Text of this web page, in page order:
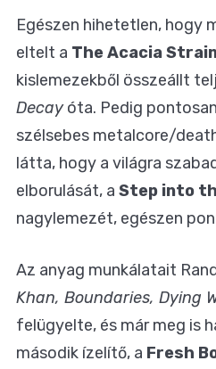
Egészen hihetetlen, hogy
eltelt a The Acacia
kislemezekből összeállt
Decayóta. Pedig
szélsebes metalcore/
látta, hogy a világra
elborulását, a Step into
nagylemezét, egészen
Az anyag munkálatait
Khan, Boundaries, Dying
felügyelte, és már meg is
második ízelítő, a Fresh